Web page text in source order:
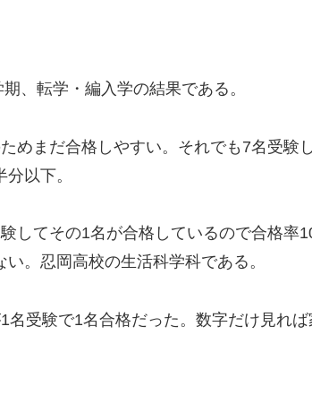
、転学・編入学の結果である。
めまだ合格しやすい。それでも7名受験
以下。
してその1名が合格しているので合格率
。忍岡高校の生活科学科である。
名受験で1名合格だった。数字だけ見れ